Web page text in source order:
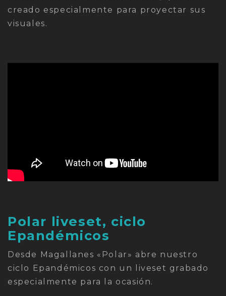
creado especialmente para proyectar sus
visuales.
Polar liveset, ciclo
Epandémicos
Desde Magallanes «Polar» abre nuestro
ciclo Epandémicos con un liveset grabado
especialmente para la ocasión.